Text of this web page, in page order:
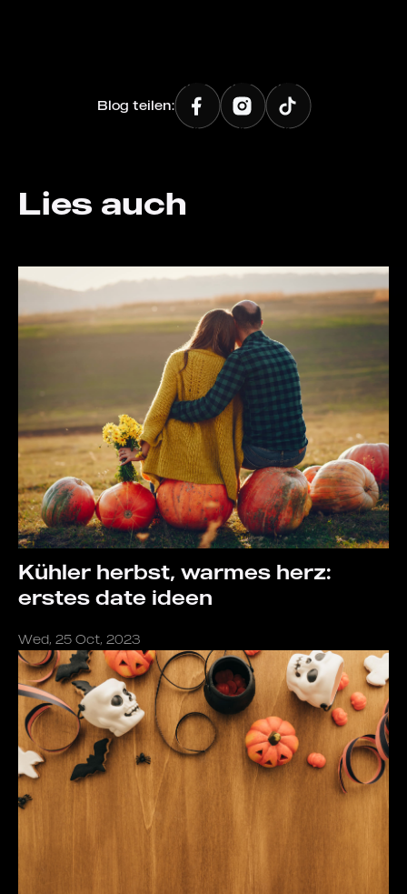
Blog teilen:
Lies auch
Kühler herbst, warmes herz:
erstes date ideen
Wed, 25 Oct, 2023